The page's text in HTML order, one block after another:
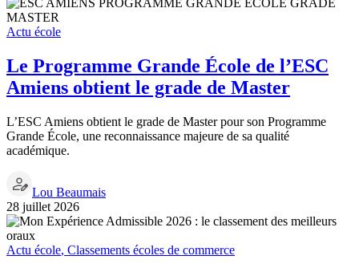
Actu école
Le Programme Grande École de l’ESC
Amiens obtient le grade de Master
L’ESC Amiens obtient le grade de Master pour son Programme
Grande École, une reconnaissance majeure de sa qualité
académique.
Lou Beaumais
28 juillet 2026
Actu école, Classements écoles de commerce